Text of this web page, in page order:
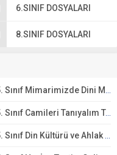
6.SINIF DOSYALARI
8.SINIF DOSYALARI
Mimarimizde Dini Motifler Ünite Testi – Online Çöz
Sınıf Camileri Tanıyalım Testi – Online Çöz
Din Kültürü ve Ahlak Bilgisi 4. Ünite: Peygamber Kıssaları Çalışmaları